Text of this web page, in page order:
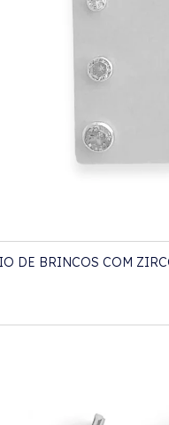
DE BRINCOS COM